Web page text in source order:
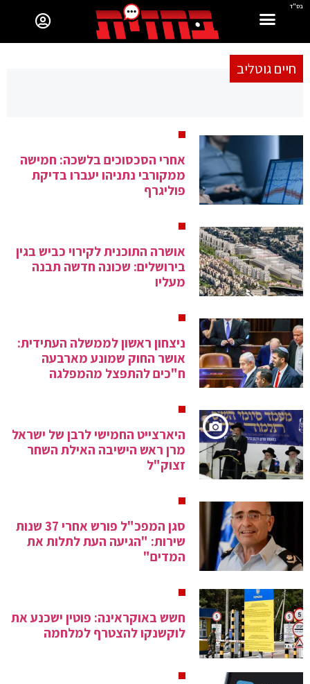
בס"ד
חיים גוטליב
אחרי הסכסוכים בלשכה: חמישה
ממקורבי נתניהו יעברו בדיקת
פוליגרף
אושרה התוכנית לקירוי כביש בגין
בירושלים: שכונה חדשה תבנה
מעליו
ניצחון ראשון לממשלה העתידית:
אושר החוק שמונע מארבעה
ח"כים להתפצל מהמפלגה
היארצייט החמישי לרבן של ישראל
מרן ראש הישיבה האילת השחר
זצוק"ל
סגן המפכ"ל פורש אחרי 37 שנות
שירות: "הגיעה העת לתלות את
המדים"
חשש באוקראינה: פוטין ישכנע את
לוקשנקו להצטרף למלחמה